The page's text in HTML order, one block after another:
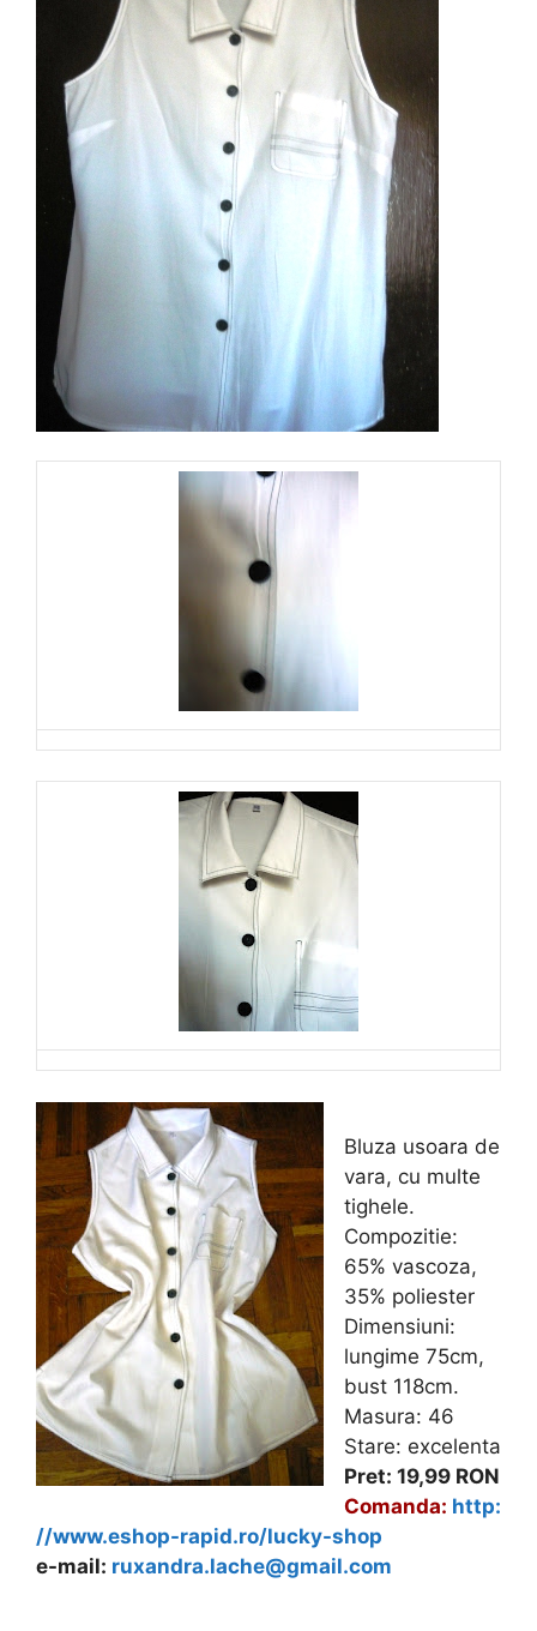
Bluza usoara de
vara, cu multe
tighele.
Compozitie:
65% vascoza,
35% poliester
Dimensiuni:
lungime 75cm,
bust 118cm.
Masura: 46
Stare: excelenta
Pret: 19,99 RON
Comanda: http:
//www.eshop-rapid.ro/lucky-shop
e-mail: ruxandra.lache@gmail.com